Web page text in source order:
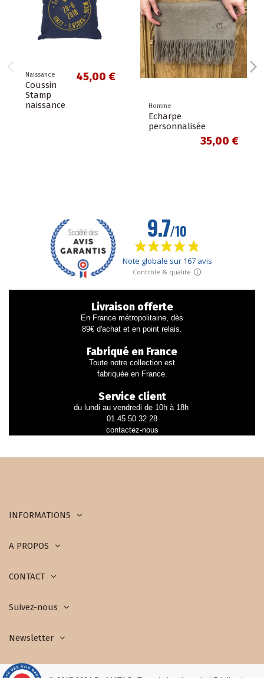
Naissance
Coussin
Stamp
naissance
45,00 €
Homme
Echarpe
personnalisée
35,00 €
Livraison offerte
En France métropolitaine, dès
89€ d'achat et en point relais.
Fabriqué en France
Toute notre collection est
fabriquée en France.
Service client
du lundi au vendredi de 10h à 18h
01 45 50 32 28
contactez-nous
INFORMATIONS
A PROPOS
CONTACT
Suivez-nous
Newsletter